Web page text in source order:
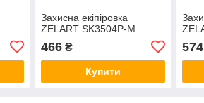
Захисна екіпіровка
ZELART SK3504P-M
466₴
Купити
574